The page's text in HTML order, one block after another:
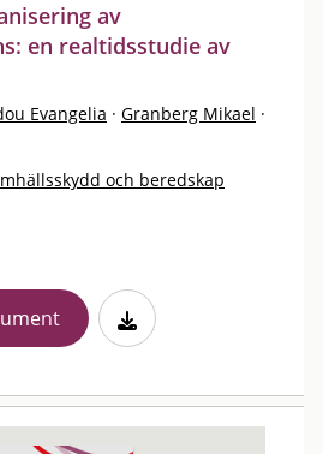
av
en realtidsstudie av
Evangelia · Granberg Mikael ·
och beredskap